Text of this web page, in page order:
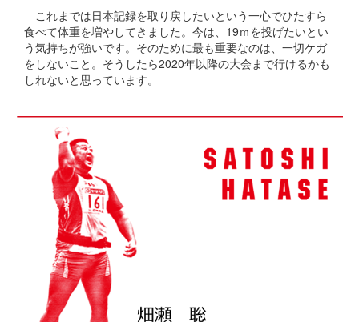
これまでは日本記録を取り戻したいという一心でひたすら
食べて体重を増やしてきました。今は、19ｍを投げたいとい
う気持ちが強いです。そのために最も重要なのは、一切ケガ
をしないこと。そうしたら2020年以降の大会まで行けるかも
しれないと思っています。